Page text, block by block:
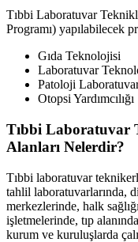
Tıbbi Laboratuvar
Programı) yapılabilecek
Gıda Teknolojisi
Laboratuvar
Patoloji
Otopsi Yardımcılığı
Tıbbi Laboratuvar
Alanları Nelerdir?
Tıbbi laboratuvar
tahlil laboratuvarlarında,
merkezlerinde, halk
işletmelerinde, tıp
kurum ve kuruluşlarda